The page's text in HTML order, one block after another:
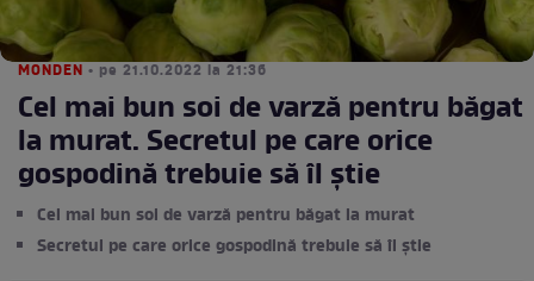
MONDEN • pe 21.10.2022 la 21:36
Cel mai bun soi de varză pentru băgat
la murat. Secretul pe care orice
gospodină trebuie să îl știe
Cel mai bun soi de varză pentru băgat la murat
Secretul pe care orice gospodină trebuie să îl știe